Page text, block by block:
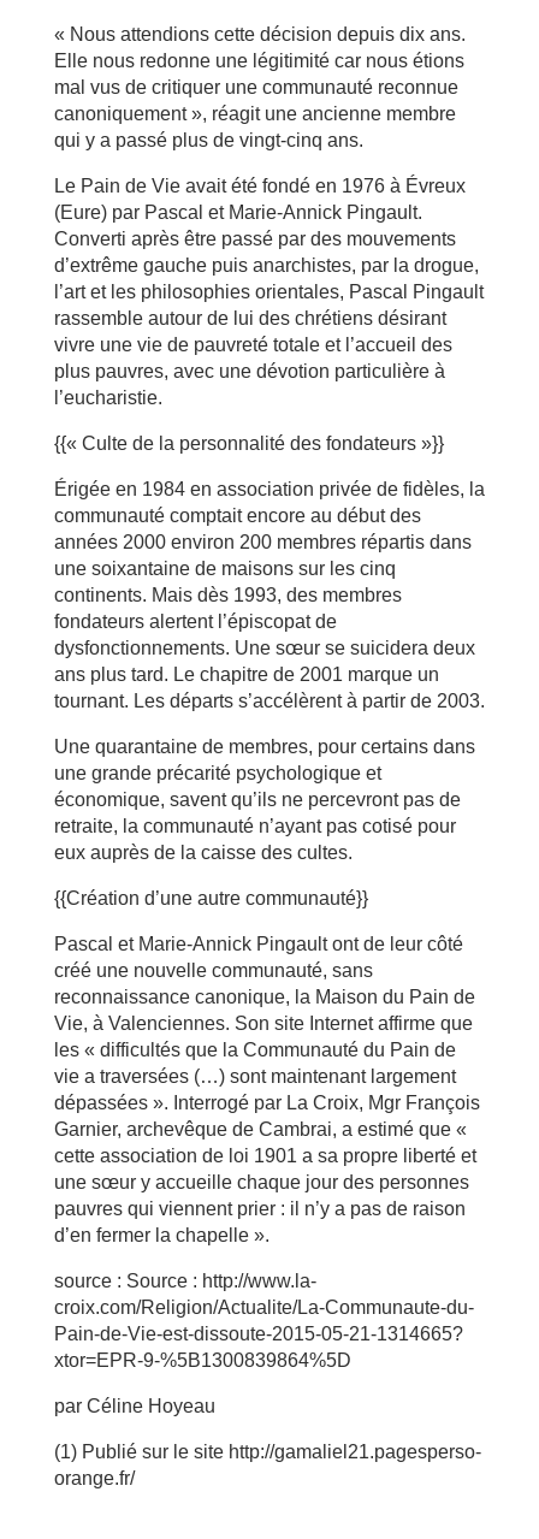
« Nous attendions cette décision depuis dix ans.
Elle nous redonne une légitimité car nous étions
mal vus de critiquer une communauté reconnue
canoniquement », réagit une ancienne membre
qui y a passé plus de vingt-cinq ans.
Le Pain de Vie avait été fondé en 1976 à Évreux
(Eure) par Pascal et Marie-Annick Pingault.
Converti après être passé par des mouvements
d’extrême gauche puis anarchistes, par la drogue,
l’art et les philosophies orientales, Pascal Pingault
rassemble autour de lui des chrétiens désirant
vivre une vie de pauvreté totale et l’accueil des
plus pauvres, avec une dévotion particulière à
l’eucharistie.
{{« Culte de la personnalité des fondateurs »}}
Érigée en 1984 en association privée de fidèles, la
communauté comptait encore au début des
années 2000 environ 200 membres répartis dans
une soixantaine de maisons sur les cinq
continents. Mais dès 1993, des membres
fondateurs alertent l’épiscopat de
dysfonctionnements. Une sœur se suicidera deux
ans plus tard. Le chapitre de 2001 marque un
tournant. Les départs s’accélèrent à partir de 2003.
Une quarantaine de membres, pour certains dans
une grande précarité psychologique et
économique, savent qu’ils ne percevront pas de
retraite, la communauté n’ayant pas cotisé pour
eux auprès de la caisse des cultes.
{{Création d’une autre communauté}}
Pascal et Marie-Annick Pingault ont de leur côté
créé une nouvelle communauté, sans
reconnaissance canonique, la Maison du Pain de
Vie, à Valenciennes. Son site Internet affirme que
les « difficultés que la Communauté du Pain de
vie a traversées (…) sont maintenant largement
dépassées ». Interrogé par La Croix, Mgr François
Garnier, archevêque de Cambrai, a estimé que «
cette association de loi 1901 a sa propre liberté et
une sœur y accueille chaque jour des personnes
pauvres qui viennent prier : il n’y a pas de raison
d’en fermer la chapelle ».
source : Source : http://www.la-
croix.com/Religion/Actualite/La-Communaute-du-
Pain-de-Vie-est-dissoute-2015-05-21-1314665?
xtor=EPR-9-%5B1300839864%5D
par Céline Hoyeau
(1) Publié sur le site http://gamaliel21.pagesperso-
orange.fr/